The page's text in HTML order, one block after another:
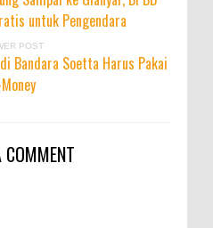
untuk Pengendara
POST
Bandara Soetta Harus Pakai